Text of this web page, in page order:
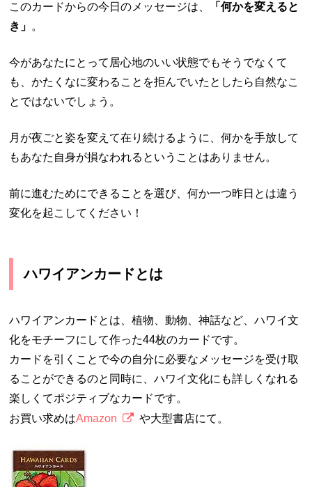
このカードからの今日のメッセージは、
「何かを変えると
き」 。
今があなたにとって居心地のいい状態でもそうでなくて
も、かたくなに変わることを拒んでいたとしたら自然なこ
とではないでしょう。
月が夜ごと姿を変えて在り続けるように、何かを手放して
もあなた自身が損なわれるということはありません。
前に進むためにできることを選び、何か一つ昨日とは違う
変化を起こしてください！
ハワイアンカードとは
ハワイアンカードとは、植物、動物、神話など、ハワイ文
化をモチーフにして作った44枚のカードです。
カードを引くことで今の自分に必要なメッセージを受け取
ることができるのと同時に、ハワイ文化にも詳しくなれる
楽しくてポジティブなカードです。
お買い求めはAmazon や大型書店にて。